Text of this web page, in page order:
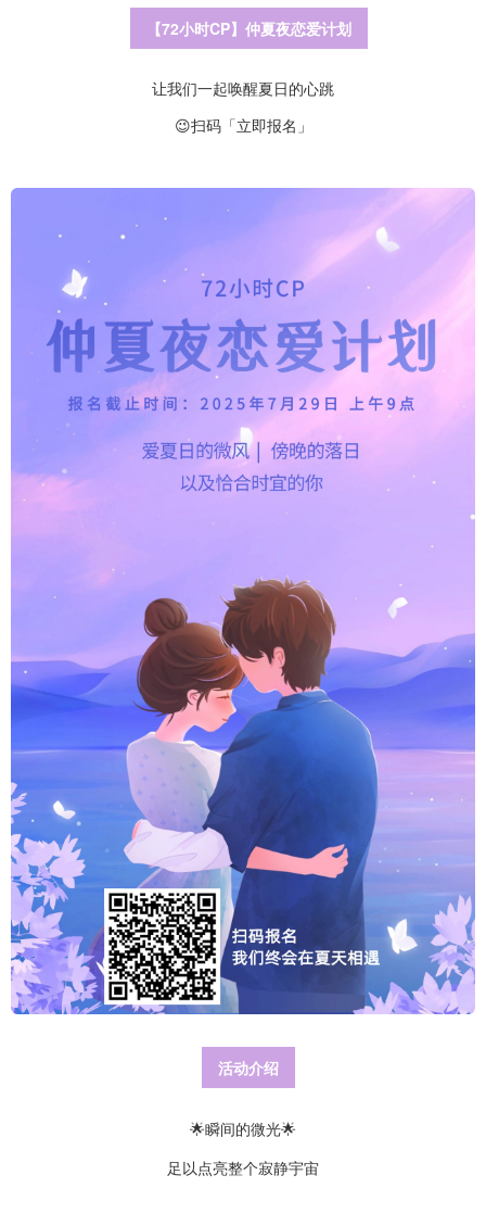
【72小时CP】仲夏夜恋爱计划
让我们一起唤醒夏日的心跳
😉扫码「立即报名」
活动介绍
🌟瞬间的微光🌟
足以点亮整个寂静宇宙